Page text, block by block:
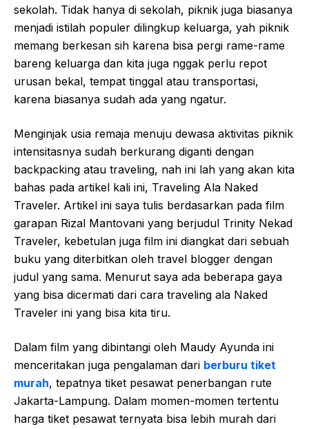
sekolah. Tidak hanya di sekolah, piknik juga biasanya
menjadi istilah populer dilingkup keluarga, yah piknik
memang berkesan sih karena bisa pergi rame-rame
bareng keluarga dan kita juga nggak perlu repot
urusan bekal, tempat tinggal atau transportasi,
karena biasanya sudah ada yang ngatur.
Menginjak usia remaja menuju dewasa aktivitas piknik
intensitasnya sudah berkurang diganti dengan
backpacking atau traveling, nah ini lah yang akan kita
bahas pada artikel kali ini, Traveling Ala Naked
Traveler. Artikel ini saya tulis berdasarkan pada film
garapan Rizal Mantovani yang berjudul Trinity Nekad
Traveler, kebetulan juga film ini diangkat dari sebuah
buku yang diterbitkan oleh travel blogger dengan
judul yang sama. Menurut saya ada beberapa gaya
yang bisa dicermati dari cara traveling ala Naked
Traveler ini yang bisa kita tiru.
Dalam film yang dibintangi oleh Maudy Ayunda ini
menceritakan juga pengalaman dari berburu tiket
murah, tepatnya tiket pesawat penerbangan rute
Jakarta-Lampung. Dalam momen-momen tertentu
harga tiket pesawat ternyata bisa lebih murah dari